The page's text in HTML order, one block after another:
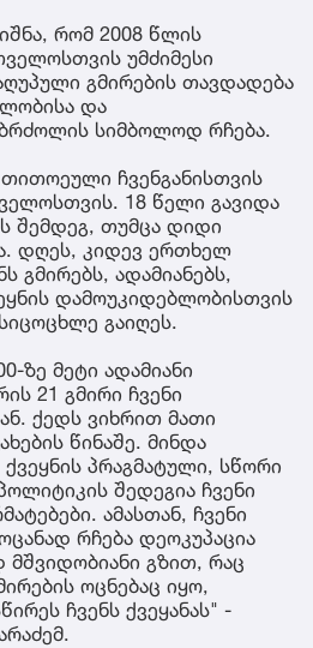
რომ 2008 წლის
უმძიმესი
გმირების თავდადება
და
სიმბოლოდ რჩება.
ჩვენგანისთვის
18 წელი გავიდა
შემდეგ, თუმცა დიდი
დღეს, კიდევ ერთხელ
გმირებს, ადამიანებს,
დამოუკიდებლობისთვის
გაიღეს.
ზე მეტი ადამიანი
21 გმირი ჩვენი
ქედს ვიხრით მათი
წინაშე. მინდა
პრაგმატული, სწორი
შედეგია ჩვენი
ამასთან, ჩვენი
რჩება დეოკუპაცია
გზით, რაც
ოცნებაც იყო,
ჩვენს ქვეყანას" -